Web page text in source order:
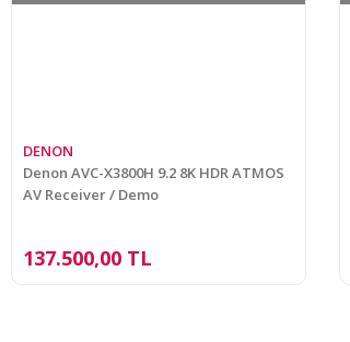
DENON
Denon AVC-X3800H 9.2 8K HDR ATMOS
AV Receiver / Demo
137.500,00 TL